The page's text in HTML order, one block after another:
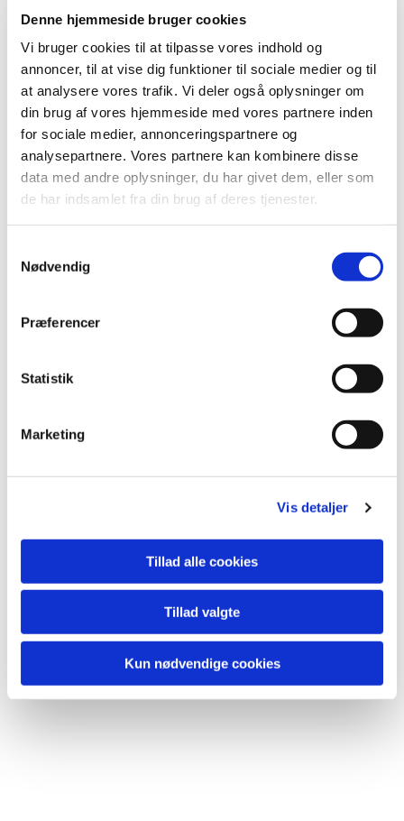
Denne hjemmeside bruger cookies
Vi bruger cookies til at tilpasse vores indhold og
annoncer, til at vise dig funktioner til sociale medier og til
at analysere vores trafik. Vi deler også oplysninger om
din brug af vores hjemmeside med vores partnere inden
for sociale medier, annonceringspartnere og
analysepartnere. Vores partnere kan kombinere disse
data med andre oplysninger, du har givet dem, eller som
de har indsamlet fra din brug af deres tjenester.
Nødvendig
Præferencer
Statistik
Marketing
Vis detaljer
Tillad alle cookies
Tillad valgte
Kun nødvendige cookies
hf var torsdag aften efter tre års pause tilbage i
Svingelbjerg Kirke for at give forårskoncert. Og
koret så ud til at have været savnet, for kirken var
fyldt helt op, så der måtte tages klapstole i brug.
144 mennesker var der stoppet ind i den lille kirke.
Korets dirigent er Anne Verdelin, der er musiklærer
på gymnasiet, ligesom Steen Hjerrild, der spillede
på klaver ved koncerten. Det cirka 45 mand store
kor sang 9 sange, og sluttede af med "Shallow"
fra filmen A Star is Born. Sognepræst Troels
Laursen holdt en kort prædiken ved koncerten,